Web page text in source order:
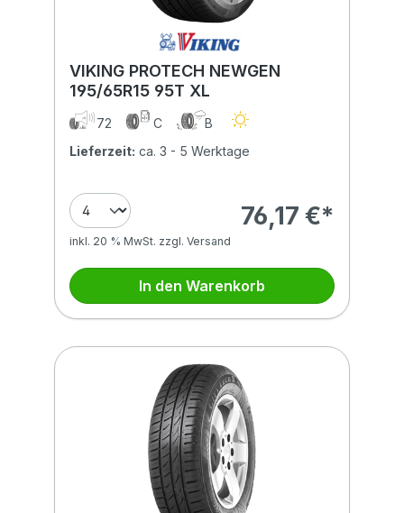
VIKING PROTECH NEWGEN
195/65R15 95T XL
72 C
B
Lieferzeit: ca. 3 - 5 Werktage
76,17 €*
inkl. 20 % MwSt. zzgl. Versand
In den Warenkorb